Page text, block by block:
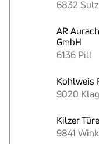
6832
AR
GmbH
6136 Pill
Kohlweis
9020
Kilzer
9841